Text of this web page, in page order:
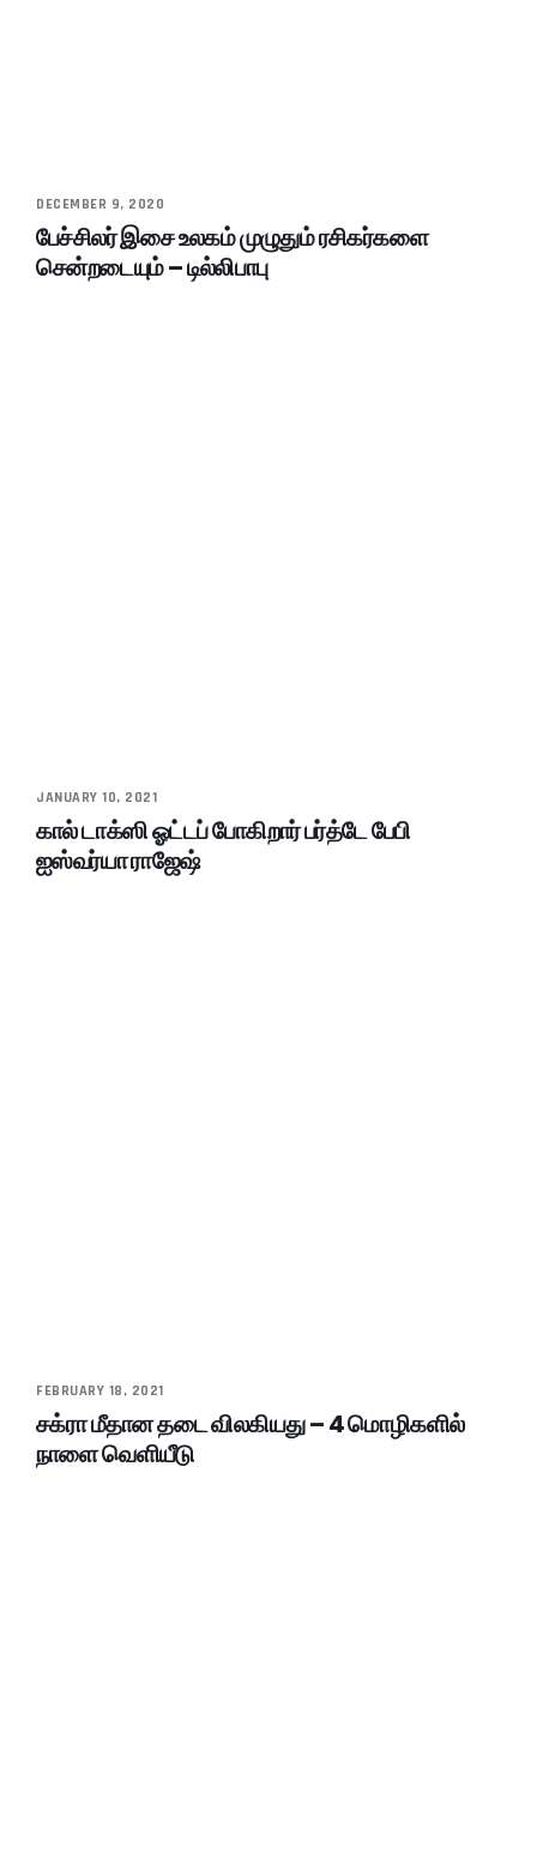
DECEMBER 9, 2020
பேச்சிலர் இசை உலகம் முழுதும் ரசிகர்களை
சென்றடையும் – டில்லிபாபு
JANUARY 10, 2021
கால் டாக்ஸி ஓட்டப் போகிறார் பர்த்டே பேபி
ஐஸ்வர்யா ராஜேஷ்
FEBRUARY 18, 2021
சக்ரா மீதான தடை விலகியது – 4 மொழிகளில்
நாளை வெளியீடு